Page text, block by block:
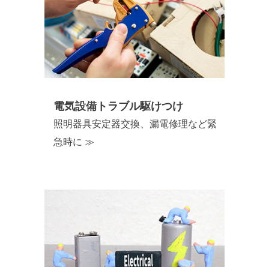
電気設備トラブル駆けつけ
照明器具安定器交換、漏電修理など緊
急時に ≫